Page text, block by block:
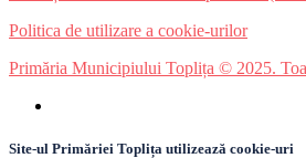
Politica de utilizare a cookie-urilor
Primăria Municipiului Toplița © 2025.
Site-ul Primăriei Toplița utilizează cookie-uri